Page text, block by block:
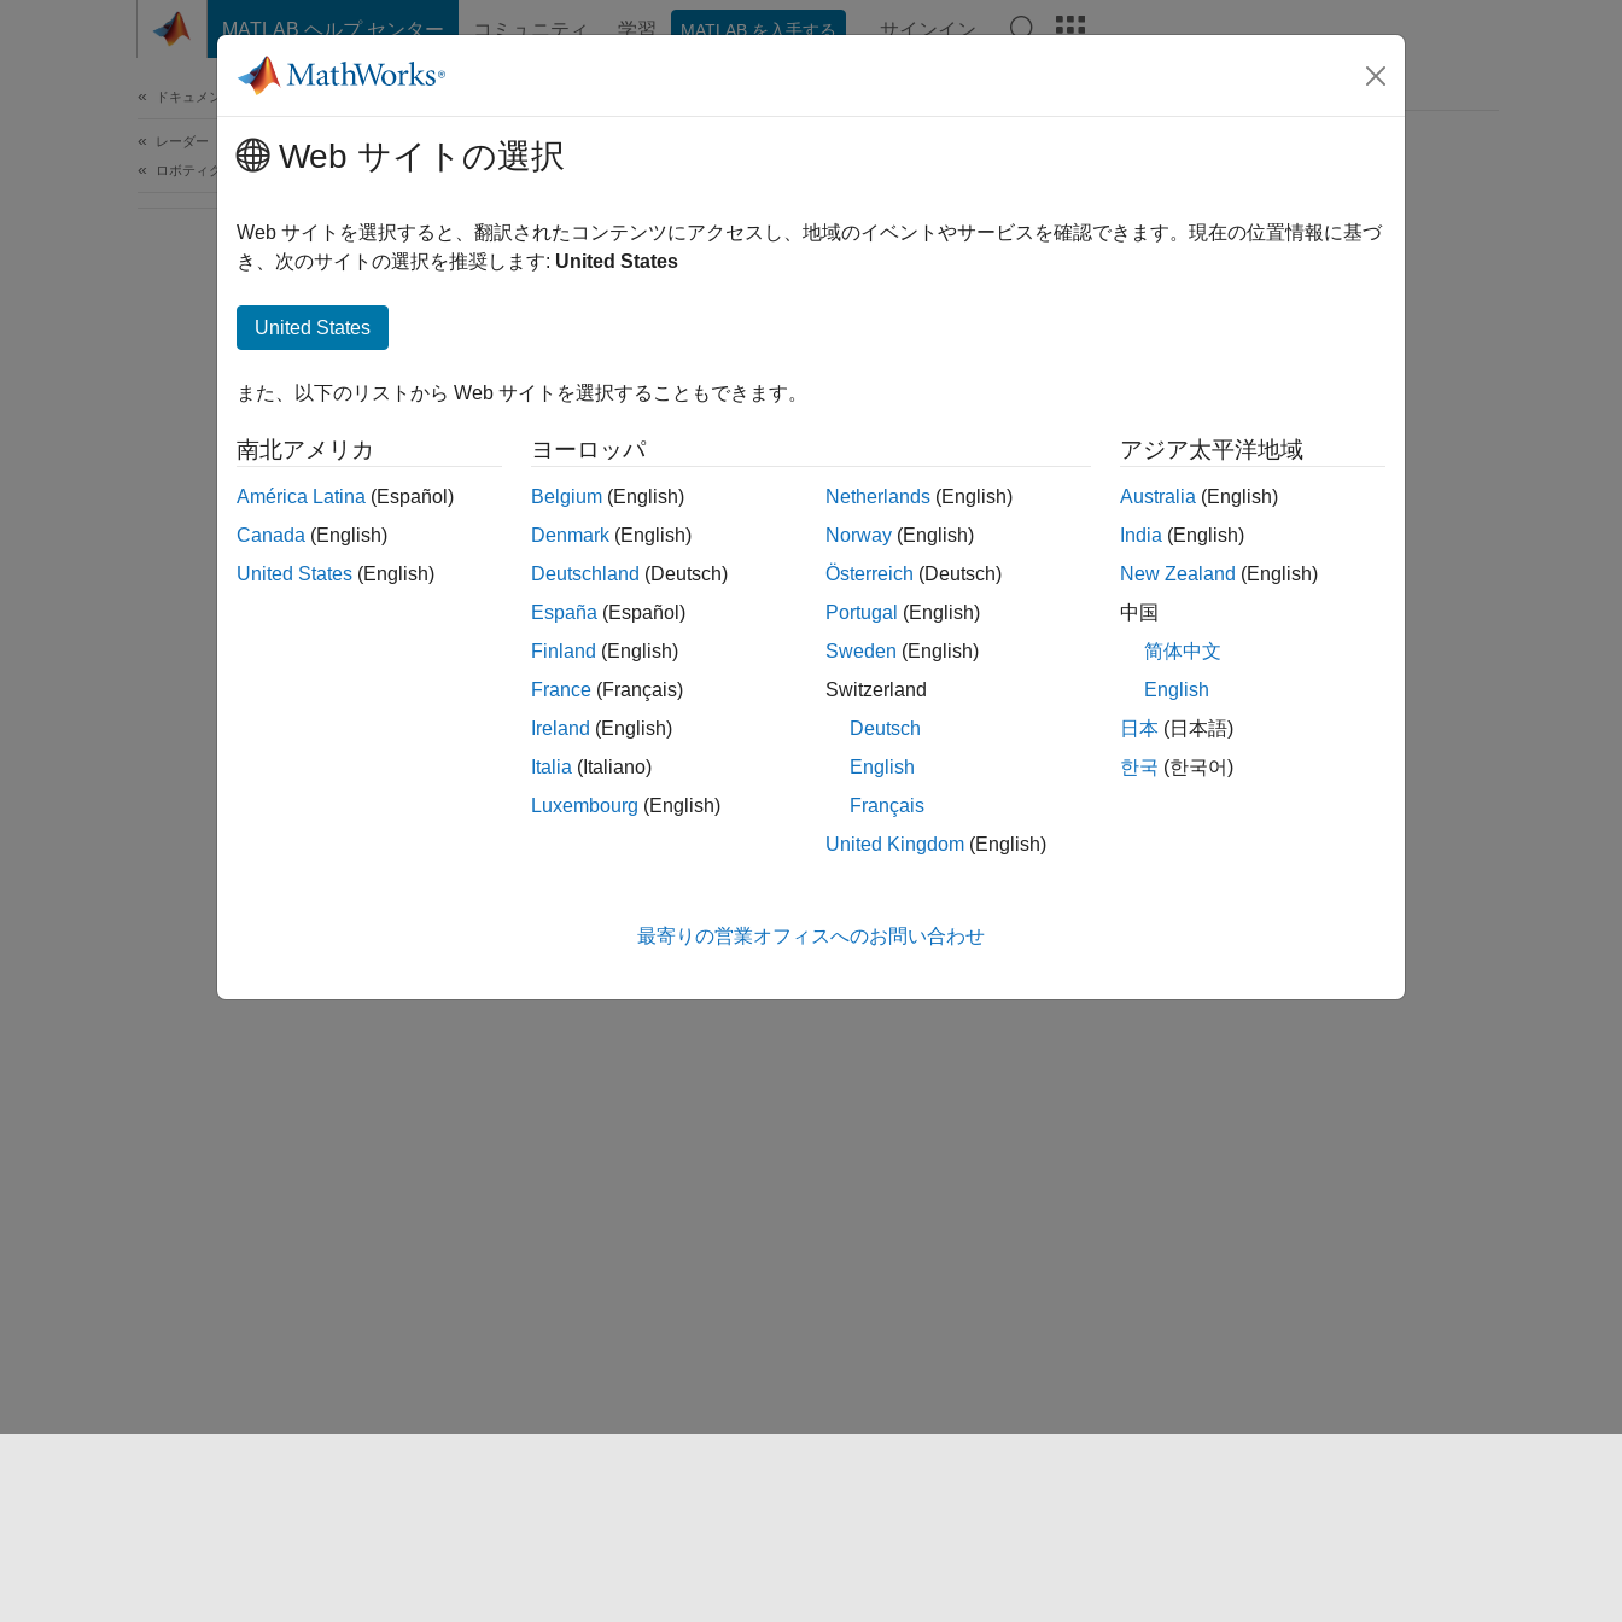
コンテンツへスキップ
MATLAB ヘルプ センター コミュニティ 学習 MATLAB を入手する サインイン
ドキュメンテーションのホーム
レーダー
ロボティクスおよび自律システムWeb サイトの選択
Web サイトを選択すると、翻訳されたコンテンツにアクセスし、地域のイベントやサービスを確認できます。現在の位置情報に基づ
き、次のサイトの選択を推奨します: United States
United States
また、以下のリストから Web サイトを選択することもできます。
南北アメリカ
América Latina (Español)
Canada (English)
United States (English)
ヨーロッパ
Belgium (English)
Denmark (English)
Deutschland (Deutsch)
España (Español)
Finland (English)
France (Français)
Ireland (English)
Italia (Italiano)
Luxembourg (English)
Netherlands (English)
Norway (English)
Österreich (Deutsch)
Portugal (English)
Sweden (English)
Switzerland
Deutsch
English
Français
United Kingdom (English)
アジア太平洋地域
Australia (English)
India (English)
New Zealand (English)
中国
简体中文
English
日本 (日本語)
한국 (한국어)
最寄りの営業オフィスへのお問い合わせ